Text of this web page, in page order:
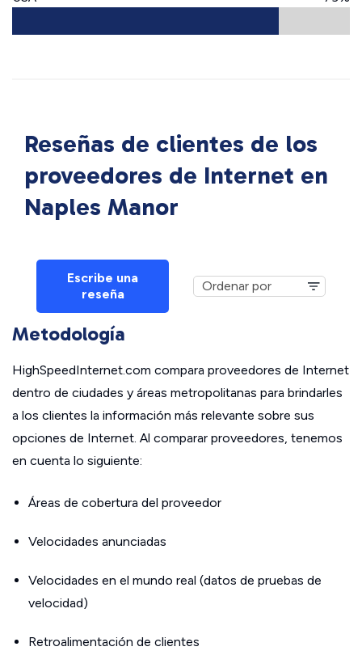
Reseñas de clientes de los
proveedores de Internet en
Naples Manor
Escribe una
reseña
Metodología
HighSpeedInternet.com compara proveedores de Internet
dentro de ciudades y áreas metropolitanas para brindarles
a los clientes la información más relevante sobre sus
opciones de Internet. Al comparar proveedores, tenemos
en cuenta lo siguiente:
Áreas de cobertura del proveedor
Velocidades anunciadas
Velocidades en el mundo real (datos de pruebas de
velocidad)
Retroalimentación de clientes